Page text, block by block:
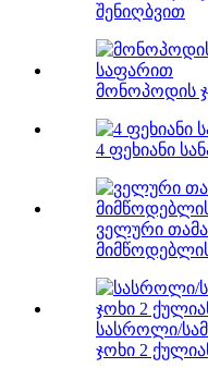
შენიღბვით
მონოპოდის
4 ფეხიანი
ველური
სასროლი/
ჯოხი 2